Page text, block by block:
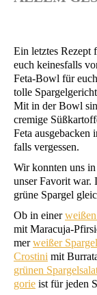
Ein letz­tes Rezept
euch kei­nes­falls
Feta-Bowl für
tol­le
Mit in der Bowl
cre­mi­ge
Feta aus­ge­ba­cken
falls vergessen.
Wir konn­ten uns in
unser Favo­rit war.
grü­ne Spar­gel
Ob in einer
mit Mara­cu­ja-
merwei­ßer
Crosti­ni mit
grü­nen
go­rie ist für jeden